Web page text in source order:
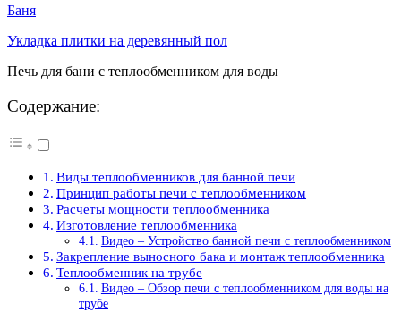
Баня
Укладка плитки на деревянный пол
Печь для бани с теплообменником для воды
Содержание:
Виды теплообменников для банной печи
Принцип работы печи с теплообменником
Расчеты мощности теплообменника
Изготовление теплообменника
Видео – Устройство банной печи с теплообменником
Закрепление выносного бака и монтаж теплообменника
Теплообменник на трубе
Видео – Обзор печи с теплообменником для воды на
трубе